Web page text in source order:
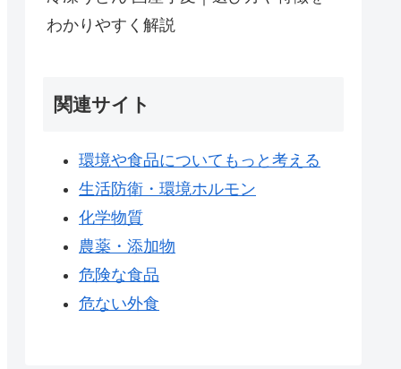
わかりやすく解説
関連サイト
環境や食品についてもっと考える
生活防衛・環境ホルモン
化学物質
農薬・添加物
危険な食品
危ない外食